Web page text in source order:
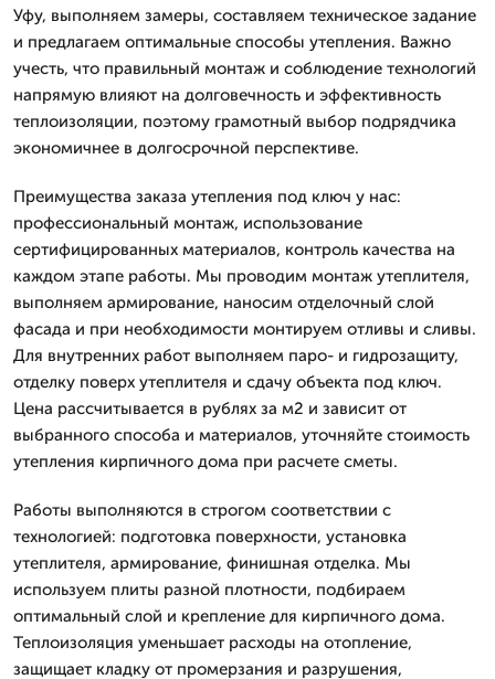
Уфу, выполняем замеры, составляем техническое задание
и предлагаем оптимальные способы утепления. Важно
учесть, что правильный монтаж и соблюдение технологий
напрямую влияют на долговечность и эффективность
теплоизоляции, поэтому грамотный выбор подрядчика
экономичнее в долгосрочной перспективе.
Преимущества заказа утепления под ключ у нас:
профессиональный монтаж, использование
сертифицированных материалов, контроль качества на
каждом этапе работы. Мы проводим монтаж утеплителя,
выполняем армирование, наносим отделочный слой
фасада и при необходимости монтируем отливы и сливы.
Для внутренних работ выполняем паро- и гидрозащиту,
отделку поверх утеплителя и сдачу объекта под ключ.
Цена рассчитывается в рублях за м2 и зависит от
выбранного способа и материалов, уточняйте стоимость
утепления кирпичного дома при расчете сметы.
Работы выполняются в строгом соответствии с
технологией: подготовка поверхности, установка
утеплителя, армирование, финишная отделка. Мы
используем плиты разной плотности, подбираем
оптимальный слой и крепление для кирпичного дома.
Теплоизоляция уменьшает расходы на отопление,
защищает кладку от промерзания и разрушения,